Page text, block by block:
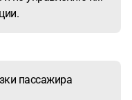
пассажира